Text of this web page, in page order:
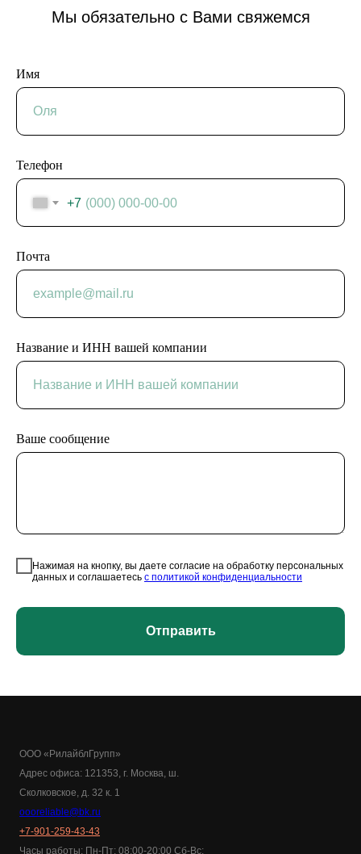
Мы обязательно с Вами свяжемся
Имя
Телефон
+7
Почта
Название и ИНН вашей компании
Ваше сообщение
Нажимая на кнопку, вы даете согласие на обработку персональных
данных и соглашаетесь c политикой конфиденциальности
Отправить
ООО «РилайблГрупп»
Адрес офиса: 121353, г. Москва, ш.
Сколковское, д. 32 к. 1
oooreliable@bk.ru
+7-901-259-43-43
Часы работы: Пн-Пт: 08:00-20:00 Cб-Вс: